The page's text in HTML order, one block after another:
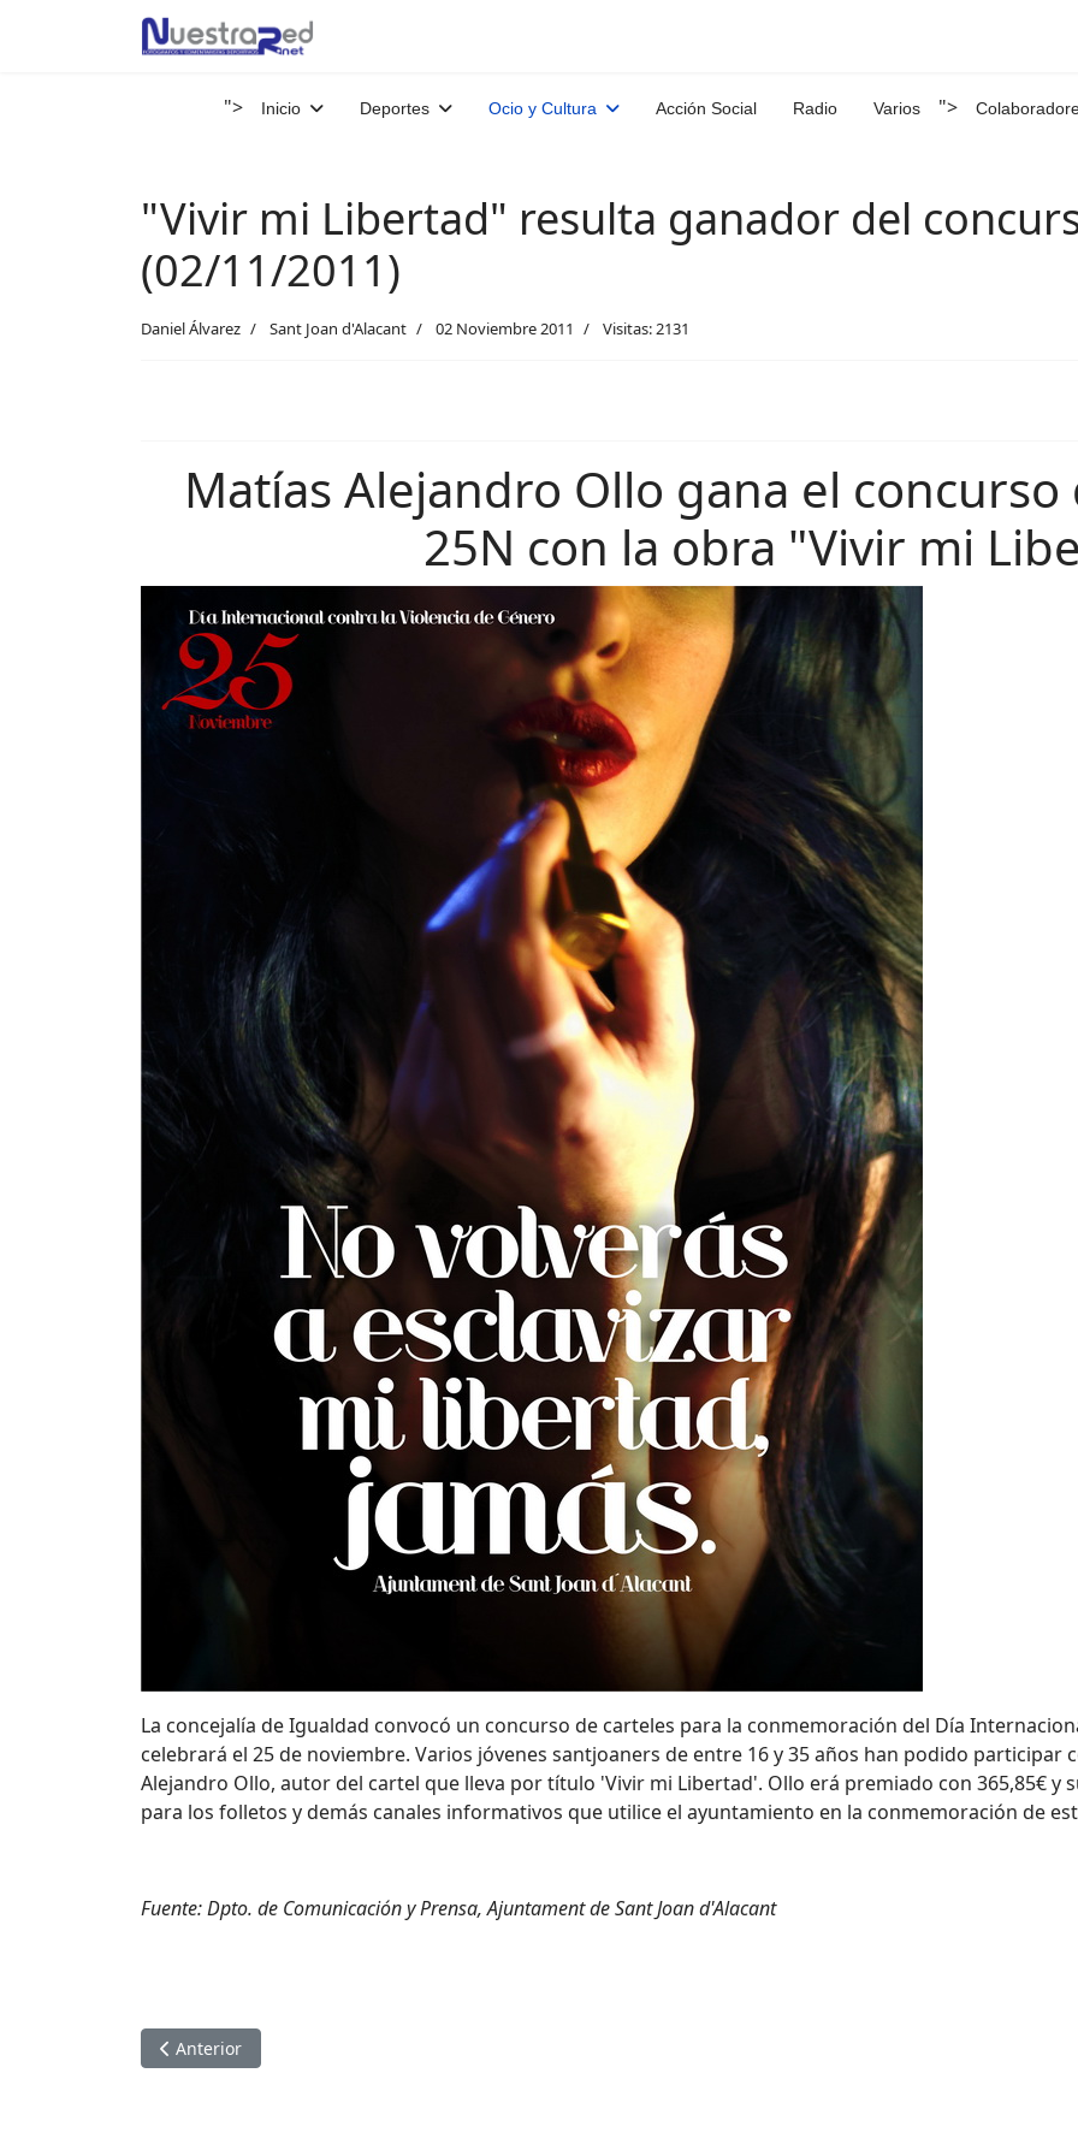
"> Inicio Deportes Ocio y Cultura Acción Social Radio Varios ">
"Vivir mi Libertad" resulta ganador del
(02/11/2011)
Daniel Álvarez Sant Joan d'Alacant 02 Noviembre 2011 Visitas: 2131
Matías Alejandro Ollo gana el
25N con la obra "Vivir mi
La concejalía de Igualdad convocó un concurso de carteles para la conmemoración del Día
celebrará el 25 de noviembre. Varios jóvenes santjoaners de entre 16 y 35 años han podido participar
Alejandro Ollo, autor del cartel que lleva por título 'Vivir mi Libertad'. Ollo erá premiado con 365,85€ y
para los folletos y demás canales informativos que utilice el ayuntamiento en la conmemoración de
Fuente: Dpto. de Comunicación y Prensa, Ajuntament de Sant Joan d'Alacant
Artículo anterior: Cuentacuentos en Sant Joan d'Alacant (13/11/2011)
Anterior